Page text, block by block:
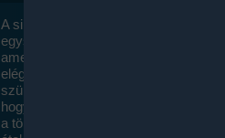
A sikeres fogyás titka valójában igen
egyszerű: égess több energiát, mint
amennyit beviszel. Természetesen
elég nagy fegyelemre és akaraterőre
szükség, de meglepődve fogod
hogy a kalóriaszámolás mennyire
a többi diétához képest. Itt nincsenek